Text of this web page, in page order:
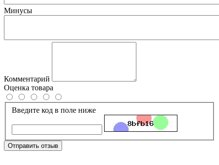
Минусы
Комментарий
Оценка товара
Введите код в поле ниже
Отправить отзыв